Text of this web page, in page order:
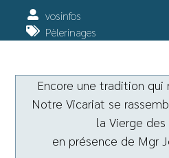
vosinfos
Pèlerinages
Encore une tradition qui
Notre Vicariat se
la Vierge des
en présence de Mgr